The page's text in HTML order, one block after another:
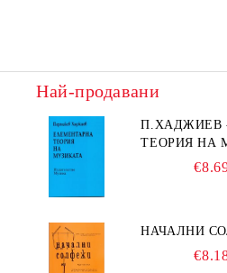
Най-продавани
П.ХАДЖИЕВ
ТЕОРИЯ НА
НАЧАЛНИ